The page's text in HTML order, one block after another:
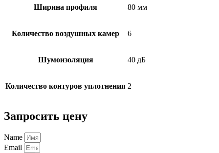
Ширина профиля 80 мм
Количество воздушных камер 6
Шумоизоляция 40 дБ
Количество контуров уплотнения 2
Запросить цену
Name
Email